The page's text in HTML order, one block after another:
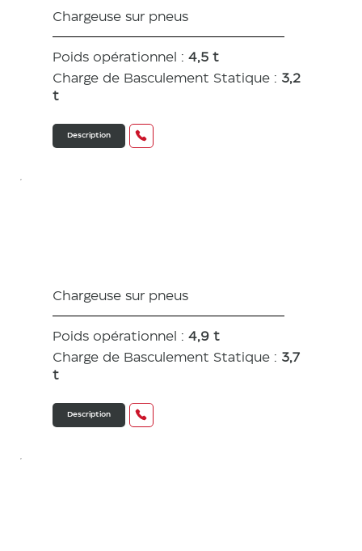
Chargeuse sur pneus
Poids opérationnel : 4,5 t
Charge de Basculement Statique : 3,2
t
Description
Chargeuse sur pneus
Poids opérationnel : 4,9 t
Charge de Basculement Statique : 3,7
t
Description